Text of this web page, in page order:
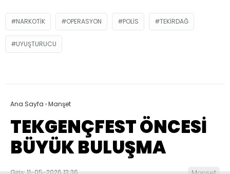
NARKOTIK OPERASYON POLIS TEKIRDAĞ
UYUŞTURUCU
Ana Sayfa ›Manşet
TEKGENÇFEST ÖNCESİ
BÜYÜK BULUŞMA
Giriş: 11-05-2026 13:36